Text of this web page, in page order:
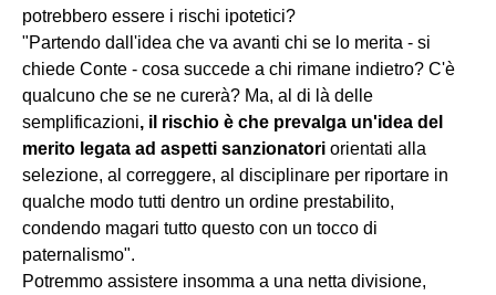
potrebbero essere i rischi ipotetici?
"Partendo dall'idea che va avanti chi se lo merita - si
chiede Conte - cosa succede a chi rimane indietro? C'è
qualcuno che se ne curerà? Ma, al di là delle
semplificazioni, il rischio è che prevalga un'idea del
merito legata ad aspetti sanzionatori orientati alla
selezione, al correggere, al disciplinare per riportare in
qualche modo tutti dentro un ordine prestabilito,
condendo magari tutto questo con un tocco di
paternalismo".
Potremmo assistere insomma a una netta divisione,